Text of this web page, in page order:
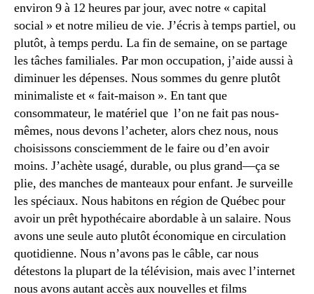
environ 9 à 12 heures par jour, avec notre « capital
social » et notre milieu de vie. J’écris à temps partiel, ou
plutôt, à temps perdu. La fin de semaine, on se partage
les tâches familiales. Par mon occupation, j’aide aussi à
diminuer les dépenses. Nous sommes du genre plutôt
minimaliste et « fait-maison ». En tant que
consommateur, le matériel que l’on ne fait pas nous-
mêmes, nous devons l’acheter, alors chez nous, nous
choisissons consciemment de le faire ou d’en avoir
moins. J’achète usagé, durable, ou plus grand—ça se
plie, des manches de manteaux pour enfant. Je surveille
les spéciaux. Nous habitons en région de Québec pour
avoir un prêt hypothécaire abordable à un salaire. Nous
avons une seule auto plutôt économique en circulation
quotidienne. Nous n’avons pas le câble, car nous
détestons la plupart de la télévision, mais avec l’internet
nous avons autant accès aux nouvelles et films